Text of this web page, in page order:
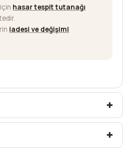
hasar tespit tutanağı
iadesi ve değişimi